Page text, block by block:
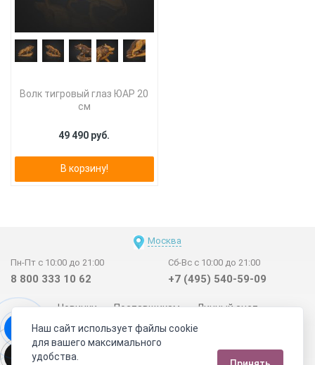
Волк тигровый глаз ЮАР 20
см
49 490 руб.
В корзину!
Москва
Пн-Пт с 10:00 до 21:00
8 800 333 10 62
Сб-Вс с 10:00 до 21:00
+7 (495) 540-59-09
Новинки Поставщикам
Личный счет
Договор-оферта
О нас
Наши магазины
Отзывы покупателей
Сертификаты
Статьи
Наш сайт использует файлы cookie
для вашего максимального
удобства.